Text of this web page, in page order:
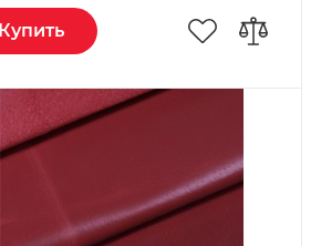
Купить